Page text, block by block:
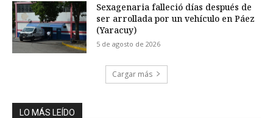
Sexagenaria falleció días después de
ser arrollada por un vehículo en Páez
(Yaracuy)
5 de agosto de 2026
Cargar más
LO MÁS LEÍDO